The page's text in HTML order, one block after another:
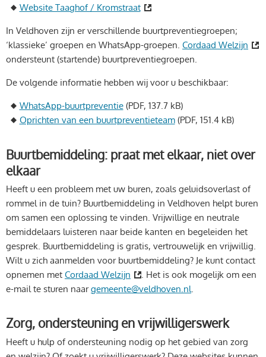
Website Taaghof / Kromstraat
In Veldhoven zijn er verschillende buurtpreventiegroepen;
‘klassieke’ groepen en WhatsApp-groepen. Cordaad Welzijn
ondersteunt (startende) buurtpreventiegroepen.
De volgende informatie hebben wij voor u beschikbaar:
WhatsApp-buurtpreventie (PDF, 137.7 kB)
Oprichten van een buurtpreventieteam (PDF, 151.4 kB)
Buurtbemiddeling: praat met elkaar, niet over
elkaar
Heeft u een probleem met uw buren, zoals geluidsoverlast of
rommel in de tuin? Buurtbemiddeling in Veldhoven helpt buren
om samen een oplossing te vinden. Vrijwillige en neutrale
bemiddelaars luisteren naar beide kanten en begeleiden het
gesprek. Buurtbemiddeling is gratis, vertrouwelijk en vrijwillig.
Wilt u zich aanmelden voor buurtbemiddeling? Je kunt contact
opnemen met Cordaad Welzijn
. Het is ook mogelijk om een
e-mail te sturen naargemeente@veldhoven.nl.
Zorg, ondersteuning en vrijwilligerswerk
Heeft u hulp of ondersteuning nodig op het gebied van zorg